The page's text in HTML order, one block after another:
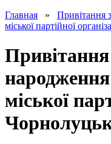
Главная » Привітання
міської партійної
народження
міської